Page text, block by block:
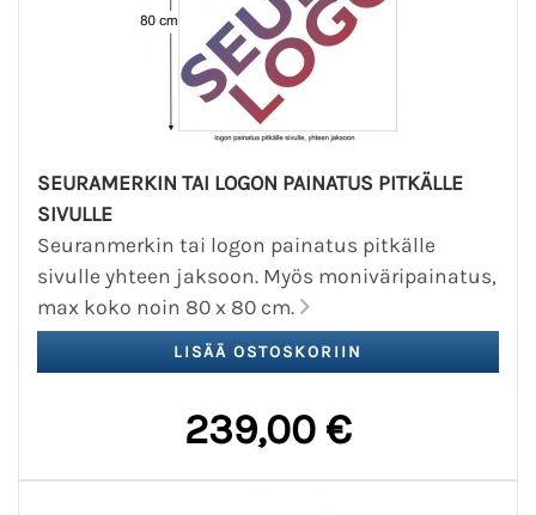
SEURAMERKIN TAI LOGON PAINATUS PITKÄLLE
SIVULLE
Seuranmerkin tai logon painatus pitkälle
sivulle yhteen jaksoon. Myös moniväripainatus,
max koko noin 80 x 80 cm.
239,00 €